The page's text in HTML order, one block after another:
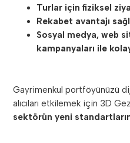
Turlar için fiziksel
Rekabet avantajı
Sosyal medya, web
kampanyaları ile
Gayrimenkul portföyünüzü
alıcıları etkilemek için 3D
sektörün yeni